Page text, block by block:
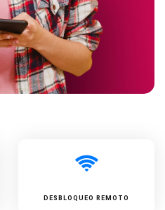
DESBLOQUEO REMOTO